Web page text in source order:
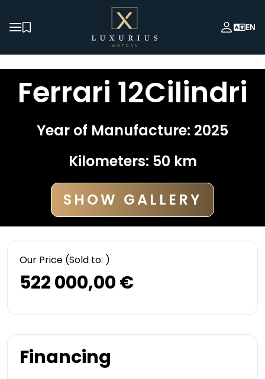
EN
Ferrari 12Cilindri
Year of Manufacture: 2025
Kilometers: 50 km
SHOW GALLERY
Our Price (Sold to: )
522 000,00 €
Financing